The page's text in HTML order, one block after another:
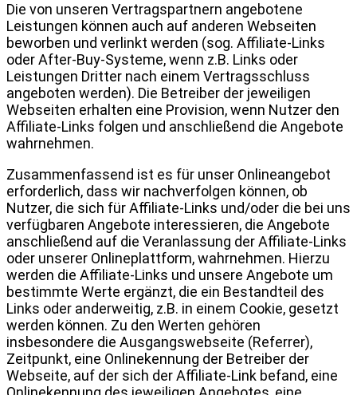
Die von unseren Vertragspartnern angebotene
Leistungen können auch auf anderen Webseiten
beworben und verlinkt werden (sog. Affiliate-Links
oder After-Buy-Systeme, wenn z.B. Links oder
Leistungen Dritter nach einem Vertragsschluss
angeboten werden). Die Betreiber der jeweiligen
Webseiten erhalten eine Provision, wenn Nutzer den
Affiliate-Links folgen und anschließend die Angebote
wahrnehmen.
Zusammenfassend ist es für unser Onlineangebot
erforderlich, dass wir nachverfolgen können, ob
Nutzer, die sich für Affiliate-Links und/oder die bei uns
verfügbaren Angebote interessieren, die Angebote
anschließend auf die Veranlassung der Affiliate-Links
oder unserer Onlineplattform, wahrnehmen. Hierzu
werden die Affiliate-Links und unsere Angebote um
bestimmte Werte ergänzt, die ein Bestandteil des
Links oder anderweitig, z.B. in einem Cookie, gesetzt
werden können. Zu den Werten gehören
insbesondere die Ausgangswebseite (Referrer),
Zeitpunkt, eine Onlinekennung der Betreiber der
Webseite, auf der sich der Affiliate-Link befand, eine